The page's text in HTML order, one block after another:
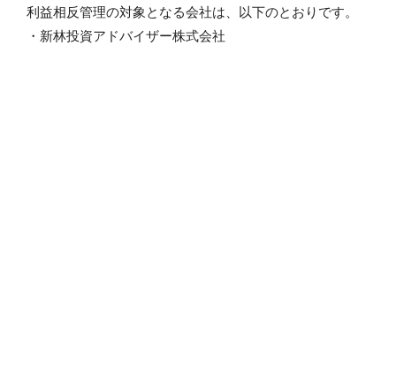
利益相反管理の対象となる会社は、以下のとおりです。
・新林投資アドバイザー株式会社